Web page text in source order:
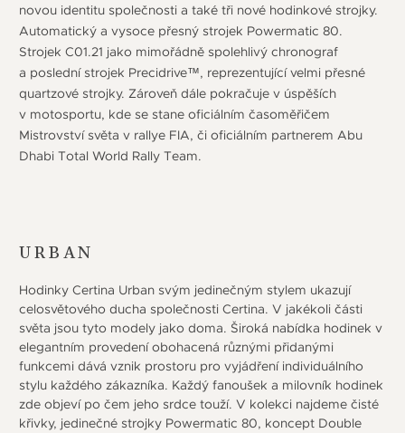
novou identitu společnosti a také tři nové hodinkové strojky.
Automatický a vysoce přesný strojek Powermatic 80.
Strojek C01.21 jako mimořádně spolehlivý chronograf
a poslední strojek Precidrive™, reprezentující velmi přesné
quartzové strojky. Zároveň dále pokračuje v úspěších
v motosportu, kde se stane oficiálním časoměřičem
Mistrovství světa v rallye FIA, či oficiálním partnerem Abu
Dhabi Total World Rally Team.
URBAN
Hodinky Certina Urban svým jedinečným stylem ukazují
celosvětového ducha společnosti Certina. V jakékoli části
světa jsou tyto modely jako doma. Široká nabídka hodinek v
elegantním provedení obohacená různými přidanými
funkcemi dává vznik prostoru pro vyjádření individuálního
stylu každého zákazníka. Každý fanoušek a milovník hodinek
zde objeví po čem jeho srdce touží. V kolekci najdeme čisté
křivky, jedinečné strojky Powermatic 80, koncept Double